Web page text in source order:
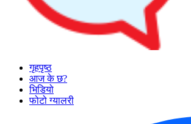
गृहपृष्ठ
आज के छ?
भिडियो
फोटो ग्यालरी